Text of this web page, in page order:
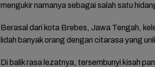
mengukir namanya sebagai salah satu
Berasal dari kota Brebes, Jawa Tengah,
lidah banyak orang dengan citarasa yang
Di balik rasa lezatnya, tersembunyi kisah